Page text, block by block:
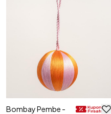
Bombay Pembe -